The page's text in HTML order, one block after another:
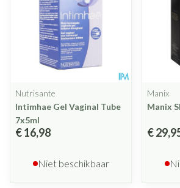
Nutrisante
Intimhae Gel Vaginal Tube
7x5ml
€ 16,98
Niet beschikbaar
Manix
Manix
€